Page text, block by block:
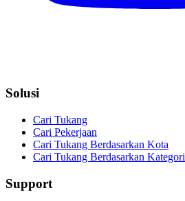
Solusi
Cari Tukang
Cari Pekerjaan
Cari Tukang Berdasarkan Kota
Cari Tukang Berdasarkan Kategori
Support